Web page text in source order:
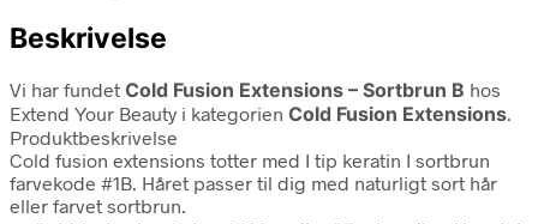
Beskrivelse
Vi har fundet Cold Fusion Extensions – Sortbrun B hos
Extend Your Beauty i kategorien Cold Fusion Extensions.
Produktbeskrivelse
Cold fusion extensions totter med I tip keratin I sortbrun
farvekode #1B. Håret passer til dig med naturligt sort hår
eller farvet sortbrun.